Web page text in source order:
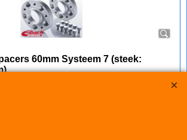
60mm Systeem 7 (steek: